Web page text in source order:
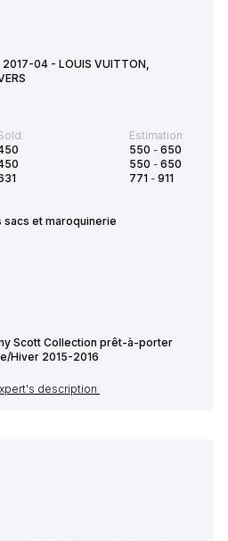
04 - LOUIS VUITTON,
Estimation:
550 - 650
550 - 650
771 - 911
sacs et maroquinerie
Scott Collection prêt-à-porter
Hiver 2015-2016
description